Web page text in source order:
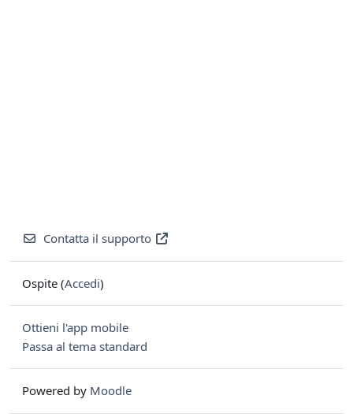
Contatta il supporto
Ospite (Accedi)
Ottieni l'app mobile
Passa al tema standard
Powered by Moodle